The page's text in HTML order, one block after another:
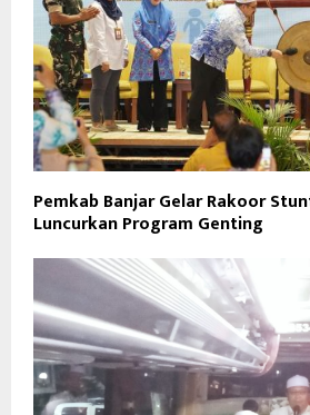
Pemkab Banjar Gelar Rakoor
Luncurkan Program Genting